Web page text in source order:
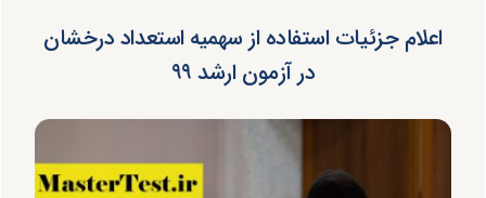
اعلام جزئیات استفاده از سهمیه استعداد درخشان
در آزمون ارشد ۹۹